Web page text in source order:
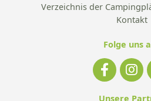
Verzeichnis der
Kontakt
Folge uns
Unsere